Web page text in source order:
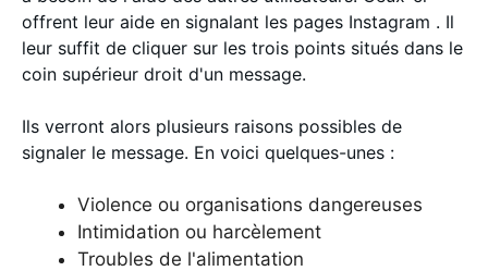
offrent leur aide en signalant les pages Instagram . Il
leur suffit de cliquer sur les trois points situés dans le
coin supérieur droit d'un message.
Ils verront alors plusieurs raisons possibles de
signaler le message. En voici quelques-unes :
Violence ou organisations dangereuses
Intimidation ou harcèlement
Troubles de l'alimentation